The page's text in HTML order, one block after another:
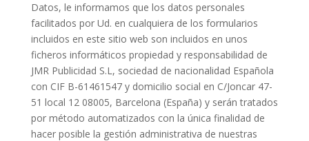
Datos, le informamos que los datos personales
facilitados por Ud. en cualquiera de los formularios
incluidos en este sitio web son incluidos en unos
ficheros informáticos propiedad y responsabilidad de
JMR Publicidad S.L, sociedad de nacionalidad Española
con CIF B-61461547 y domicilio social en C/Joncar 47-
51 local 12 08005, Barcelona (España) y serán tratados
por método automatizados con la única finalidad de
hacer posible la gestión administrativa de nuestras